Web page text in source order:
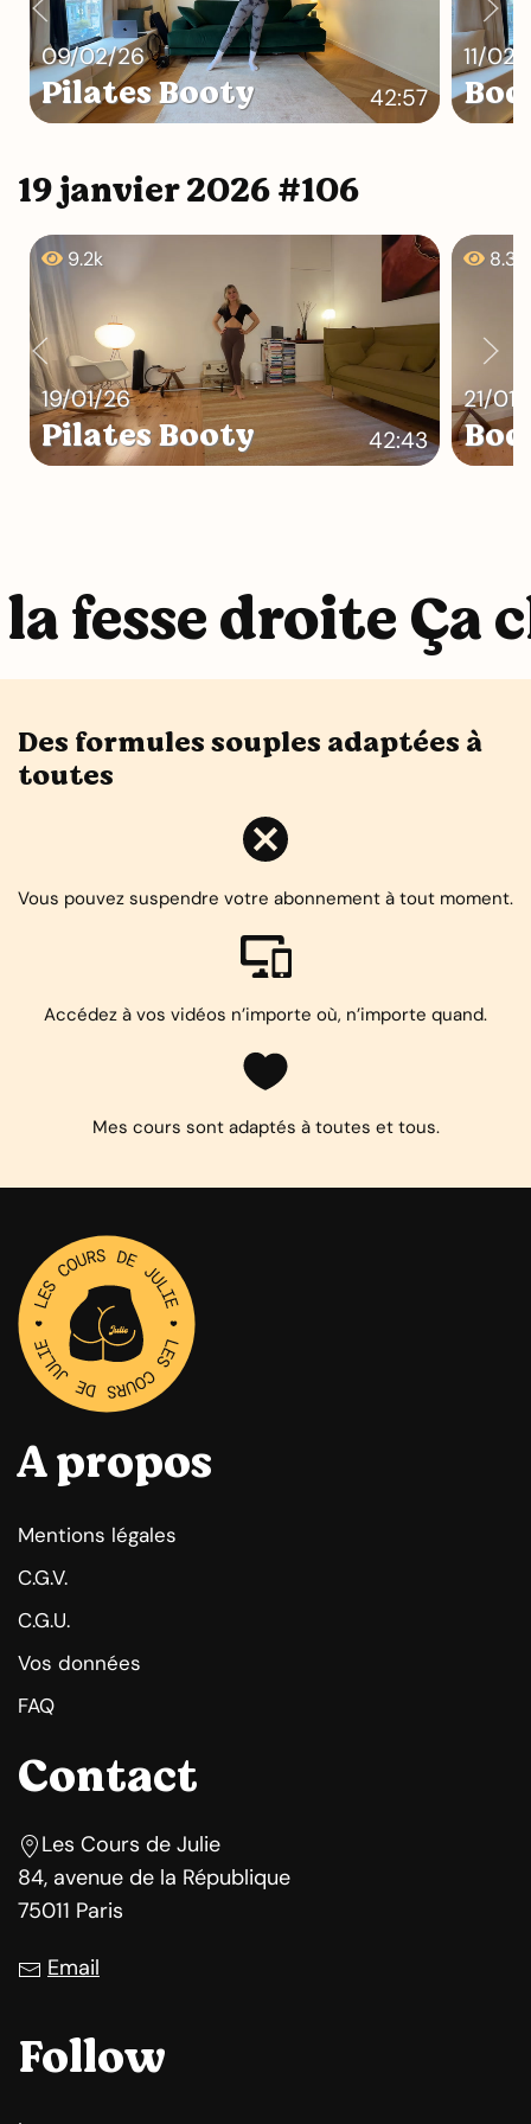
09/02/26
Pilates Booty 42:57
11/
19 janvier 2026 #106
19/01/26
Pilates Booty 42:43
9.2k
21/
8.3k
fesse droite Ça
Des formules souples adaptées à
toutes
Vous pouvez suspendre votre abonnement à tout moment.
Accédez à vos vidéos n’importe où, n’importe quand.
Mes cours sont adaptés à toutes et tous.
A propos
Mentions légales
C.G.V.
C.G.U.
Vos données
FAQ
Contact
Les Cours de Julie
84, avenue de la République
75011 Paris
Email
Follow